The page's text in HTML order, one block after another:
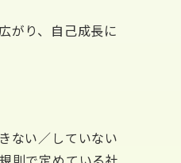
がり、自己成長に
ない／していない